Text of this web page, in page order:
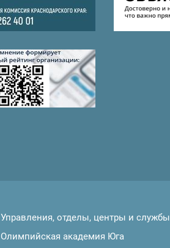
Управления, отделы, центры и службы
Олимпийская академия Юга